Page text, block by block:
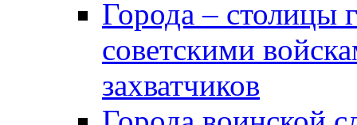
Города – столицы
советскими
захватчиков